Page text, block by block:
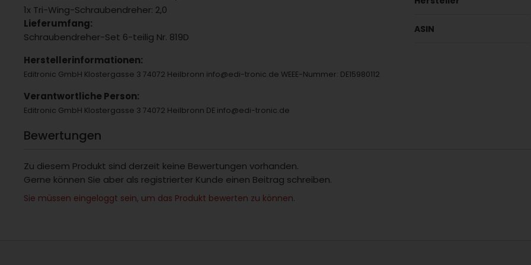
1x Tri-Wing-Schraubendreher: 2,0
Lieferumfang:
Schraubendreher-Set 6-teilig Nr. 819D
ASIN
Herstellerinformationen:
Editronic GmbH Klostergasse 3 74072 Heilbronn info@edi-tronic.de WEEE-Nummer: DE15980112
Verantwortliche Person:
Editronic GmbH Klostergasse 3 74072 Heilbronn DE info@edi-tronic.de
Bewertungen
Zu diesem Produkt sind derzeit keine Bewertungen vorhanden.
Gerne können Sie aber als registrierter Kunde einen Beitrag schreiben.
Sie müssen eingeloggt sein, um das Produkt bewerten zu können.